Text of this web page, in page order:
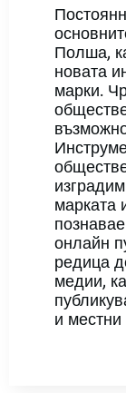
Полша,
новата
марки.
марката
онлайн
редица
медии,
и